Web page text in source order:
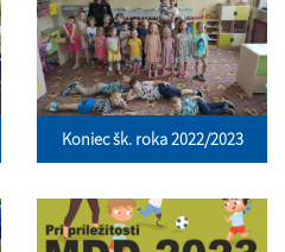
Koniec šk. roka 2022/2023